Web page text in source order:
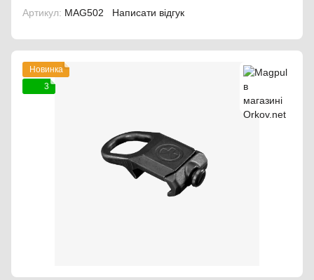
Артикул: MAG502 Написати відгук
Новинка
3